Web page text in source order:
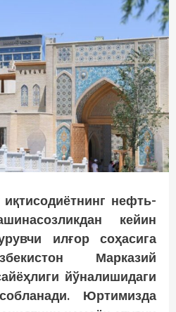
нефть-
кейин
илғор соҳасига
Марказий
йўналишидаги
Юртимизда